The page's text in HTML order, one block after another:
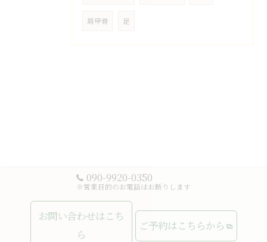
肩甲骨 足
090-9920-0350
※営業目的のお電話はお断りします
お問い合わせはこち
ら
ご予約はこちらから